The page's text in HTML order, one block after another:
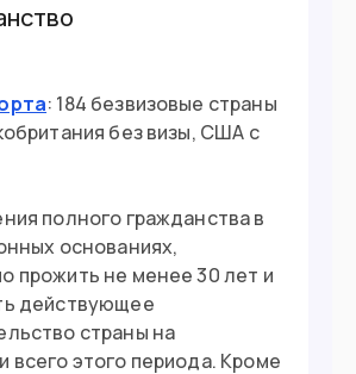
: 184 безвизовые страны
без визы, США с
полного гражданства в
основаниях,
прожить не менее 30 лет и
действующее
страны на
всего этого периода. Кроме